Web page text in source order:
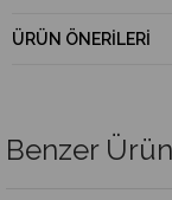
ÜRÜN ÖNERILERI
Benzer